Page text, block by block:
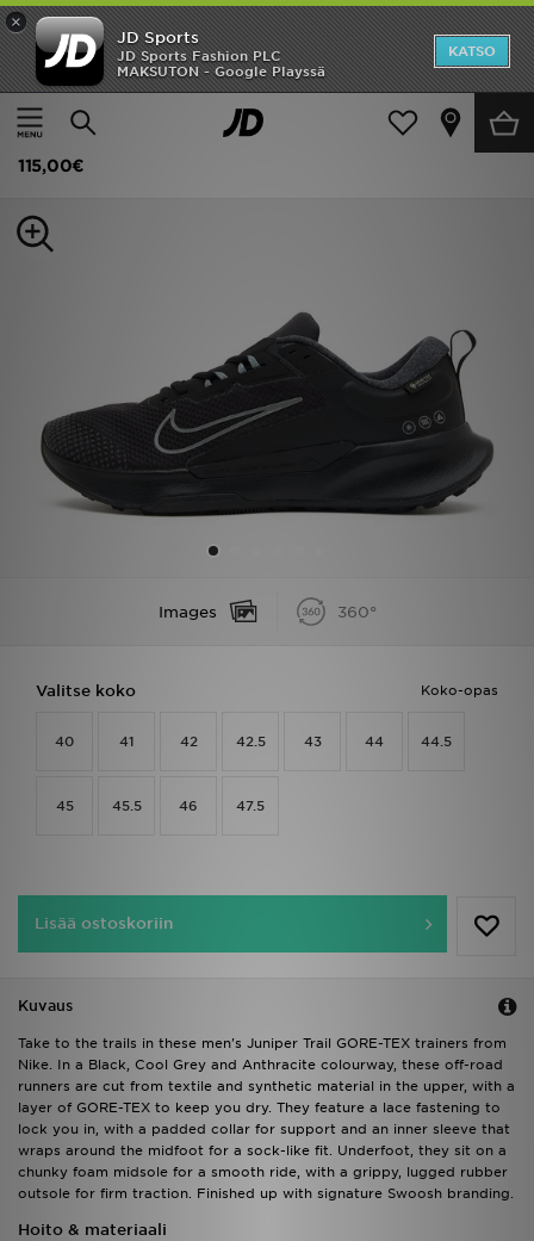
×
JD Sports
JD Sports Fashion PLC
MAKSUTON - Google Playssä
KATSO
Etusivu
Miehet Miesten kengät Tennarit
Nike Juniper Trail GORE-TEX
115,00€
Images 360°
Koko-opas
Valitse koko
40 41 42 42.5 43 44 44.5
45 45.5 46 47.5
Lisää ostoskoriin
Kuvaus
Take to the trails in these men's Juniper Trail GORE-TEX trainers from
Nike. In a Black, Cool Grey and Anthracite colourway, these off-road
runners are cut from textile and synthetic material in the upper, with a
layer of GORE-TEX to keep you dry. They feature a lace fastening to
lock you in, with a padded collar for support and an inner sleeve that
wraps around the midfoot for a sock-like fit. Underfoot, they sit on a
chunky foam midsole for a smooth ride, with a grippy, lugged rubber
outsole for firm traction. Finished up with signature Swoosh branding.
Hoito & materiaali
Etusivu
Ale
Miehet
Tuotemerkit
Inspiroidu
Minun JD
Minun viestini
Asiakaspalvelu ja tietoa